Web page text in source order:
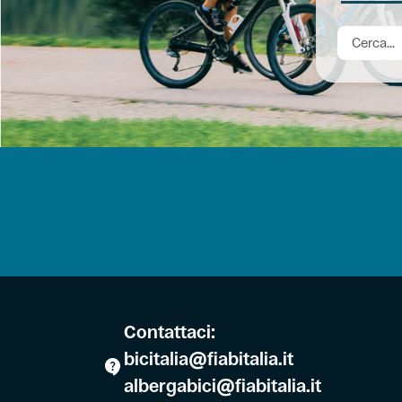
Contattaci:
bicitalia@fiabitalia.it
albergabici@fiabitalia.it